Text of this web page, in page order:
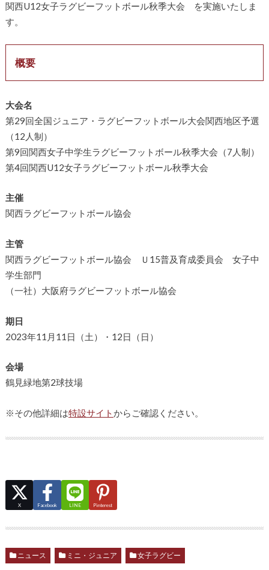
関西U12女子ラグビーフットボール秋季大会 を実施いたしま
す。
概要
大会名
第29回全国ジュニア・ラグビーフットボール大会関西地区予選
（12人制）
第9回関西女子中学生ラグビーフットボール秋季大会（7人制）
第4回関西U12女子ラグビーフットボール秋季大会
主催
関西ラグビーフットボール協会
主管
関西ラグビーフットボール協会 Ｕ15普及育成委員会 女子中
学生部門
（一社）大阪府ラグビーフットボール協会
期日
2023年11月11日（土）・12日（日）
会場
鶴見緑地第2球技場
※その他詳細は特設サイトからご確認ください。
X Facebook LINE Pinterest
ニュース ミニ・ジュニア 女子ラグビー